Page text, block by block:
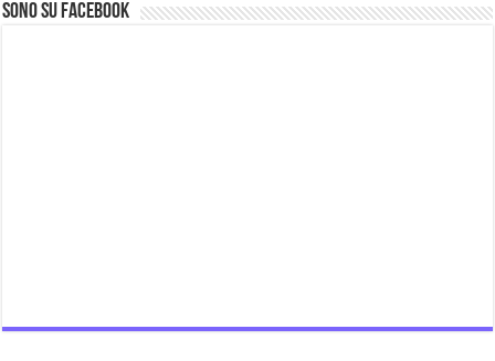
Sono su Facebook